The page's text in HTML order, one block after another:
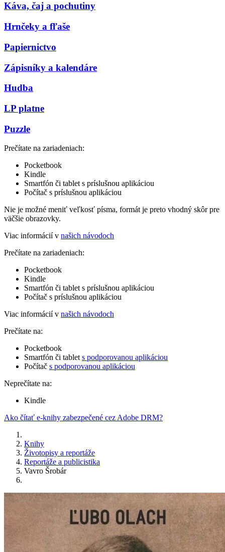
Káva, čaj a pochutiny
Hrnčeky a fľaše
Papiernictvo
Zápisníky a kalendáre
Hudba
LP platne
Puzzle
Prečítate na zariadeniach:
Pocketbook
Kindle
Smartfón či tablet s príslušnou aplikáciou
Počítač s príslušnou aplikáciou
Nie je možné meniť veľkosť písma, formát je preto vhodný skôr pre
väčšie obrazovky.
Viac informácií v našich návodoch
Prečítate na zariadeniach:
Pocketbook
Kindle
Smartfón či tablet s príslušnou aplikáciou
Počítač s príslušnou aplikáciou
Viac informácií v našich návodoch
Prečítate na:
Pocketbook
Smartfón či tablet s podporovanou aplikáciou
Počítač s podporovanou aplikáciou
Neprečítate na:
Kindle
Ako čítať e-knihy zabezpečené cez Adobe DRM?
Knihy
Životopisy a reportáže
Reportáže a publicistika
Vavro Šrobár